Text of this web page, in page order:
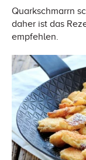
Quarkschmarrn
daher ist das
empfehlen.